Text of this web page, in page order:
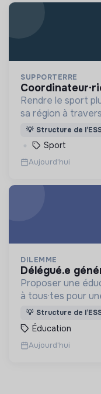
SUPPORTERRE
Rendre le sport
sa région à
sport - des
des acteurs
💡 Structure de
Sport
Aujourd'hui
DILEMME
délégué.e
Proposer une
à tous·tes pour
financiers,
tabou autour de
💡 Structure de
Éducation
Aujourd'hui